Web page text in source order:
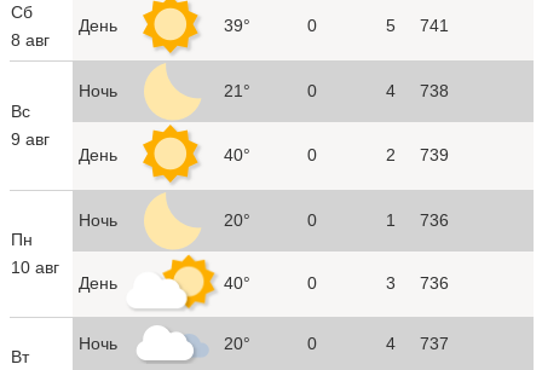
Сб
8 авг
День 39° 0 5 741
Вс
9 авг
Ночь 21° 0 4 738
День 40° 0 2 739
Пн
10 авг
Ночь 20° 0 1 736
День 40° 0 3 736
Вт
Ночь 20° 0 4 737